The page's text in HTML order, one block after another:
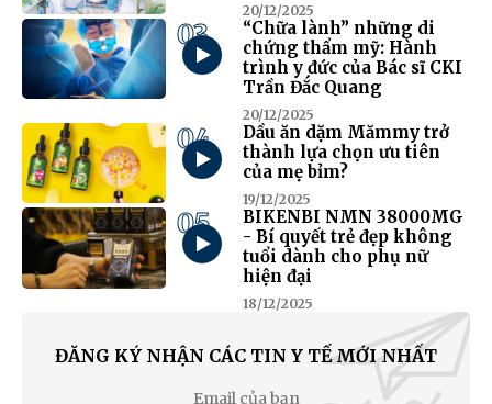
20/12/2025
03
“Chữa lành” những di
chứng thẩm mỹ: Hành
trình y đức của Bác sĩ CKI
Trần Đắc Quang
20/12/2025
04
Dầu ăn dặm Mămmy trở
thành lựa chọn ưu tiên
của mẹ bỉm?
19/12/2025
05
BIKENBI NMN 38000MG
- Bí quyết trẻ đẹp không
tuổi dành cho phụ nữ
hiện đại
18/12/2025
ĐĂNG KÝ NHẬN CÁC TIN Y TẾ MỚI NHẤT